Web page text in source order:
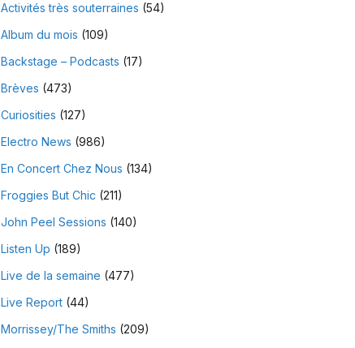
Activités très souterraines (54)
Album du mois (109)
Backstage – Podcasts (17)
Brèves (473)
Curiosities (127)
Electro News (986)
En Concert Chez Nous (134)
Froggies But Chic (211)
John Peel Sessions (140)
Listen Up (189)
Live de la semaine (477)
Live Report(44)
Morrissey/The Smiths (209)